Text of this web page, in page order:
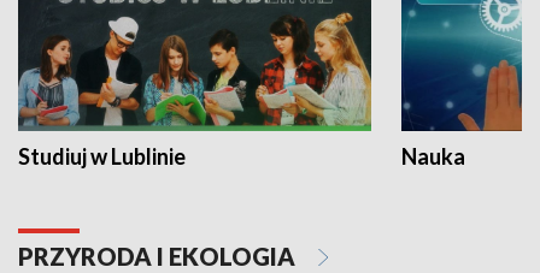
Studiuj w Lublinie Nauka
PRZYRODA I EKOLOGIA